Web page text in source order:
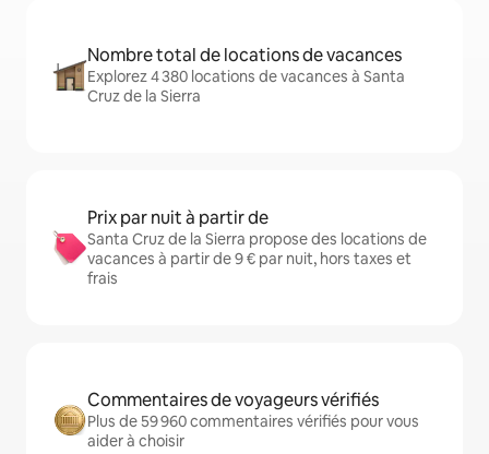
Nombre total de locations de vacances
Explorez 4 380 locations de vacances à Santa
Cruz de la Sierra
Prix par nuit à partir de
Santa Cruz de la Sierra propose des locations de
vacances à partir de 9 € par nuit, hors taxes et
frais
Commentaires de voyageurs vérifiés
Plus de 59 960 commentaires vérifiés pour vous
aider à choisir